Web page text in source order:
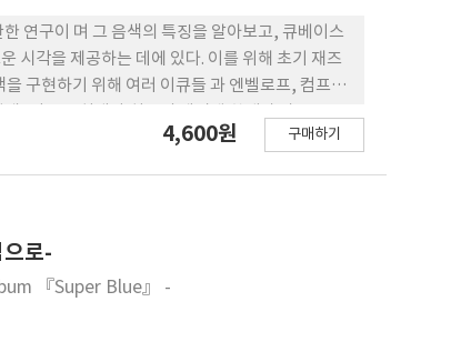
연구이 며 그 음색의 특징을 알아보고, 큐베이스
시각을 제공하는 데에 있다. 이를 위해 초기 재즈
구현하기 위해 여러 이큐들 과 엔벨로프, 컴프레
있다. 둘째, 스튜디오 이큐와 엔벨로프의 어택타
초기 재즈 기타 음 색구현과 가상악기 산업 발전에
4,600원 구매하기
로-
『Super Blue』 -